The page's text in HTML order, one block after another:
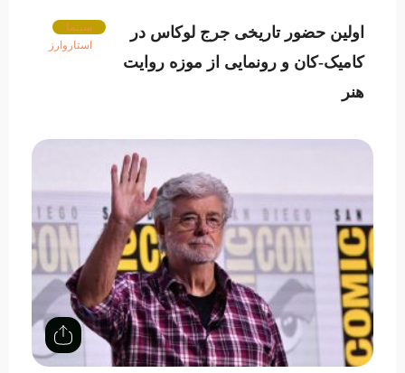
اولین حضور تاریخی جرج لوکاس در
کامیک-کان و رونمایی از موزه روایت
هنر
سینما
استاروارز